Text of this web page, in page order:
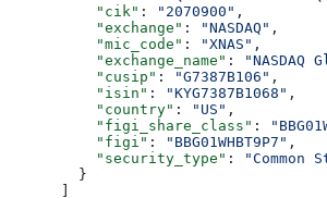
          "cik"
: "2070900" ,
          "exchange"
: "NASDAQ" ,
          "mic_code"
: "XNAS" ,
          "exchange_name"
:
          "cusip"
: "G7387B106" ,
          "isin"
: "KYG7387B1068" ,
          "country"
: "US" ,
          "figi_share_class"
:
          "figi"
: "BBG01WHBT9P7" ,
          "security_type"
:
"Common
        }